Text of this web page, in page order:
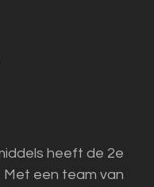
heeft de 2e
een team van